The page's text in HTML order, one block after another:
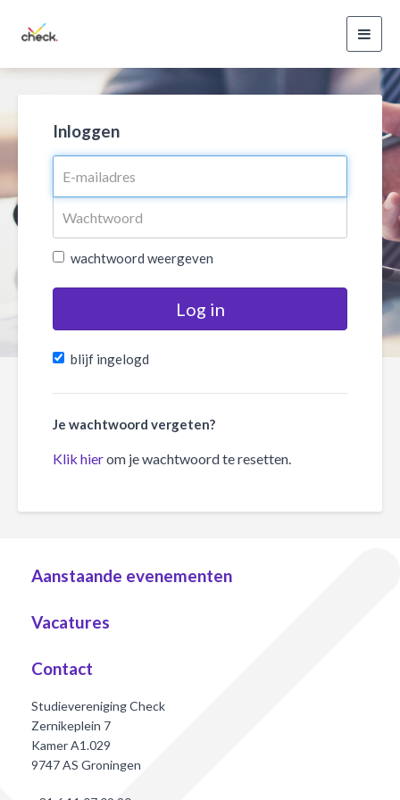
Inloggen
wachtwoord weergeven
Log in
blijf ingelogd
Je wachtwoord vergeten?
Klik hierom je wachtwoord te resetten.
Aanstaande evenementen
Vacatures
Contact
Studievereniging Check
Zernikeplein 7
Kamer A1.029
9747 AS Groningen